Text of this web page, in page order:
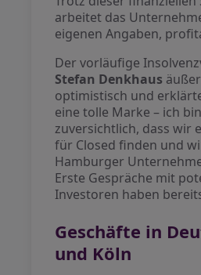
arbeitet das
eigenen Angaben,
Der vorläufige
Stefan Denkhaus
optimistisch und
eine tolle Marke – ich
zuversichtlich, dass wir
für Closed finden und
Hamburger
Erste Gespräche mit
Investoren haben
Geschäfte in
und Köln